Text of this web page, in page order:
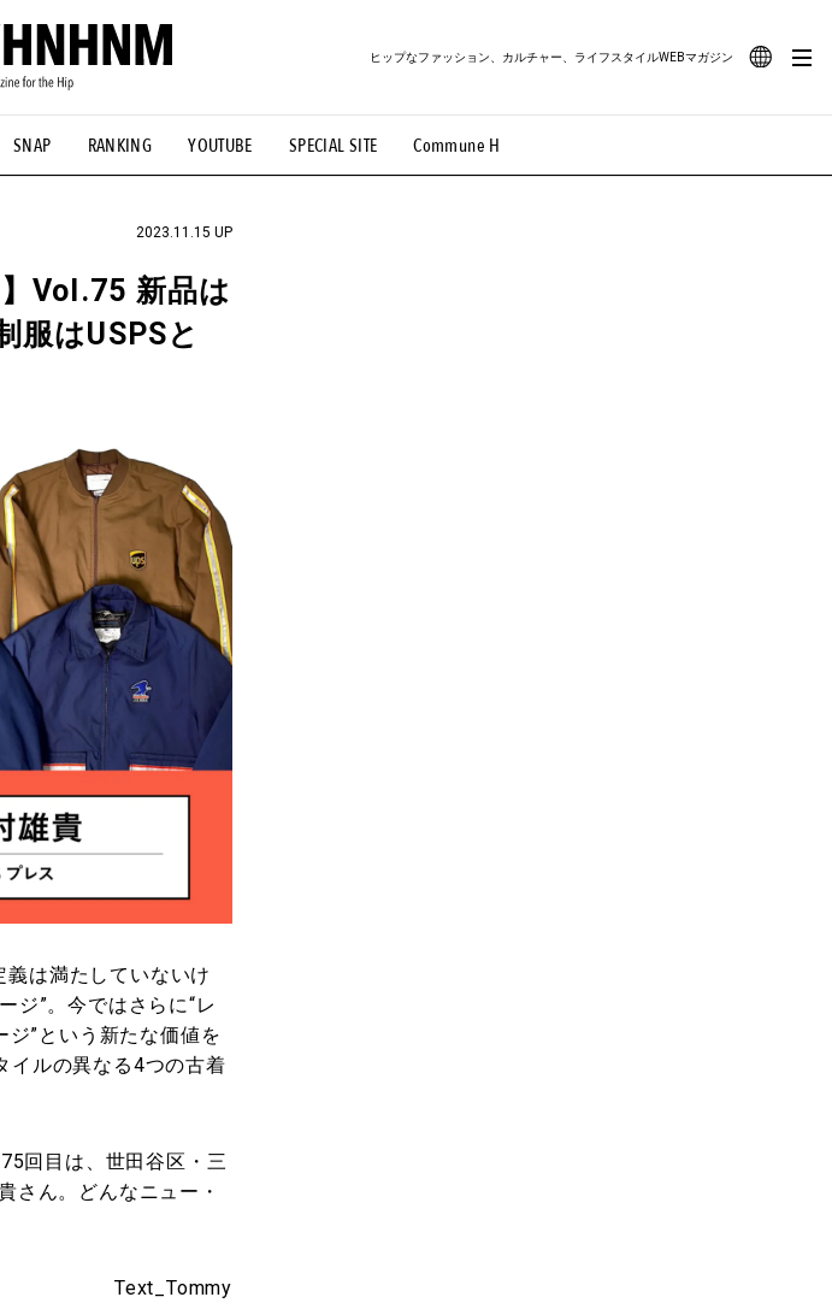
SNAP RANKING YOUTUBE SPECIAL SITE Commune H
ヒップなファッション、カルチャー、ライフスタイルWEBマガジン
#マイナーグッド図鑑 #路地裏てぃーん。 #MONTHLY JOURNAL
ん #FASHION #MUSIC #MOVIE #LIFESTYLE #SNEAKER #OUTDOOR
2023.11.15 UP
Vol.75 新品は
服はUSPSと
は満たしていないけ
ジ”。今ではさらに“レ
ジ”という新たな価値を
イルの異なる4つの古着
回目は、世田谷区・三
さん。どんなニュー・
Text_Tommy